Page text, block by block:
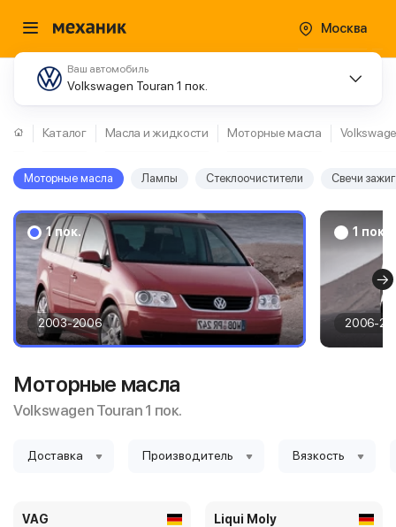
Москва
Ваш автомобиль
Volkswagen Touran 1 пок.
Каталог Масла и жидкости Моторные масла
Моторные масла Лампы Стеклоочистители Свечи
1 пок.
2003-2006
1 пок.
2006-
Моторные масла
Volkswagen Touran 1 пок.
Доставка Производитель Вязкость
VAG Liqui Moly